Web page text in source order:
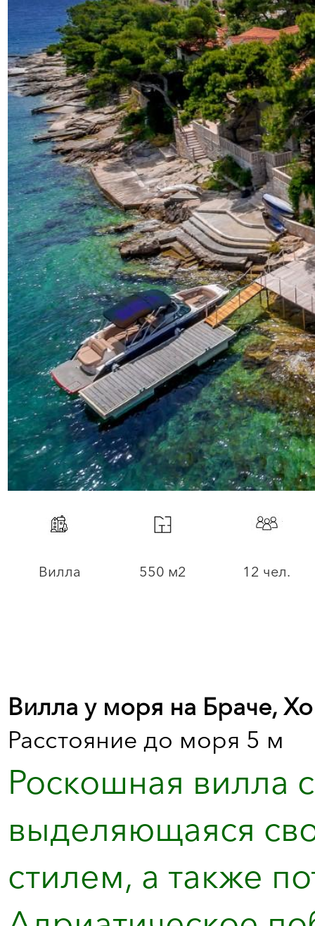
Вилла 550 м2 12 чел.
Вилла у моря на Браче,
Расстояние до моря 5 м
Роскошная вилла
выделяющаяся
стилем, а также